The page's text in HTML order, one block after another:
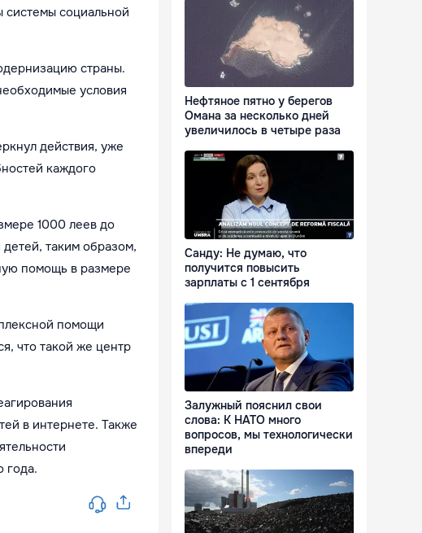
системы социальной
страны.
условия
действия, уже
каждого
1000 леев до
таким образом,
помощь в размере
помощи
что такой же центр
в интернете. Также
года.
Нефтяное пятно у берегов
Омана за несколько дней
увеличилось в четыре раза
Санду: Не думаю, что
получится повысить
зарплаты с 1 сентября
Залужный пояснил свои
слова: К НАТО много
вопросов, мы технологически
впереди